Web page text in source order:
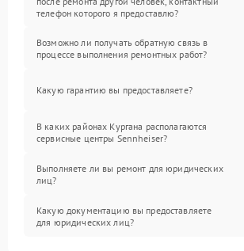
телефон которого я предоставлю?
Возможно ли получать обратную связь в
процессе выполнения ремонтных работ?
Какую гарантию вы предоставляете?
В каких районах Кургана располагаются
сервисные центры Sennheiser?
Выполняете ли вы ремонт для юридических
лиц?
Какую документацию вы предоставляете
для юридических лиц?